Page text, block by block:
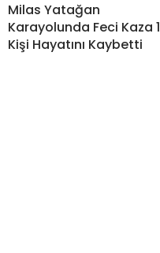
Milas Yatağan
Karayolunda Feci Kaza 1
Kişi Hayatını Kaybetti